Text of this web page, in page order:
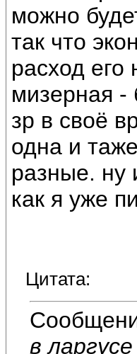
можно
так что
расход его
мизерная -
зр в своё
одна и
разные. ну
как я уже
Цитата:
в